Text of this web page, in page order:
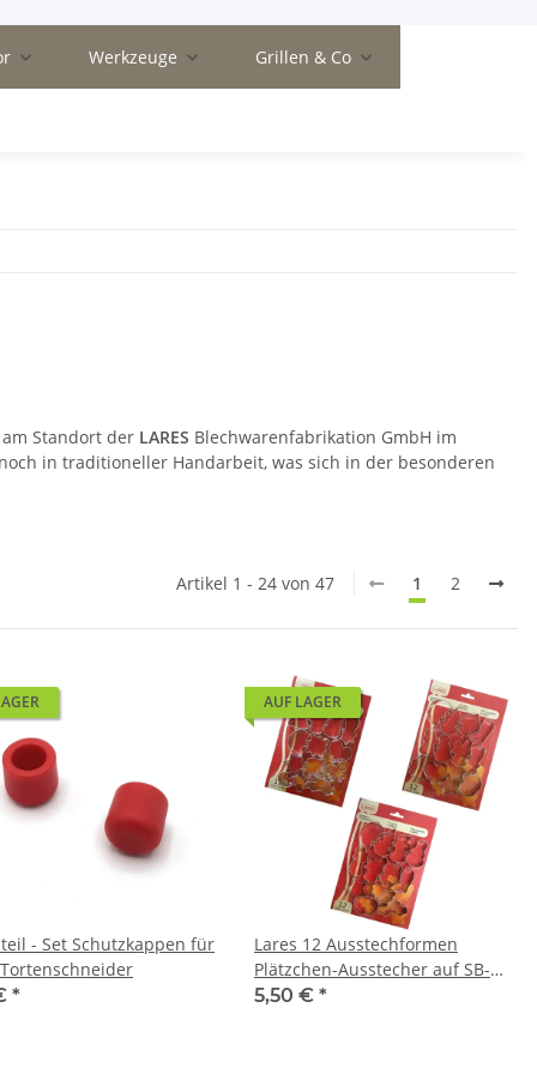
Werkzeuge Grillen & Co
Standort der LARES Blechwarenfabrikation GmbH im
in traditioneller Handarbeit, was sich in der besonderen
Artikel 1 - 24 von 47 1 2
- Set Schutzkappen für
*
AUF LAGER
Lares 12 Ausstechformen
Plätzchen-Ausstecher auf SB-
Karte - Ø ca. 5 cm verschiedene
5,50 € *